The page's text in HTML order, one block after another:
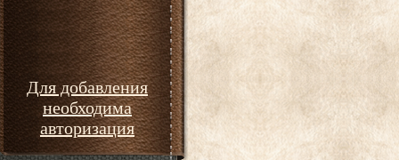
Для добавления
необходима
авторизация